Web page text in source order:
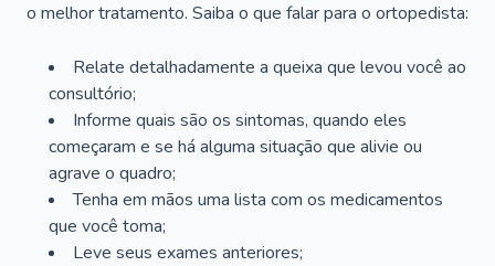
o melhor tratamento. Saiba o que falar para o ortopedista:
Relate detalhadamente a queixa que levou você ao
consultório;
Informe quais são os sintomas, quando eles
começaram e se há alguma situação que alivie ou
agrave o quadro;
Tenha em mãos uma lista com os medicamentos
que você toma;
Leve seus exames anteriores;